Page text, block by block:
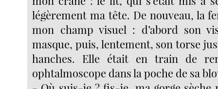
légèrement ma tête. De nouveau, la
mon champ visuel : d’abord son
masque, puis, lentement, son torse
hanches. Elle était en train de
ophtalmoscope dans la poche de sa